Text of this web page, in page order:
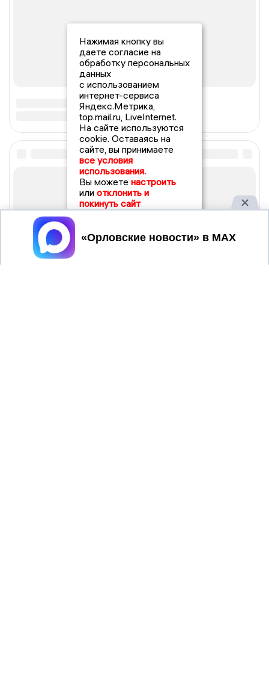
Нажимая кнопку вы
даете согласие на
обработку персональных
данных
с использованием
интернет-сервиса
Яндекс.Метрика,
top.mail.ru, LiveInternet.
На сайте используются
cookie. Оставаясь на
сайте, вы принимаете
все условия
использования.
Вы можете настроить
или отклонить и
покинуть сайт
Принять